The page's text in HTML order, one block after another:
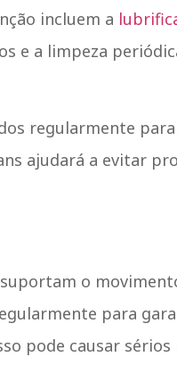
incluem a
e a limpeza
regularmente
ajudará a evitar
o
para
pode causar